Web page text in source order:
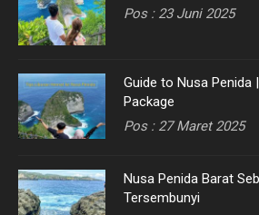
Pos : 23 Juni 2025
Guide to Nusa Penida
Package
Pos : 27 Maret 2025
Nusa Penida Barat
Tersembunyi